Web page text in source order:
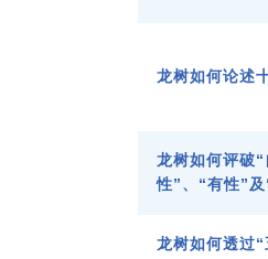
龙树如何论述
龙树如何评破
性”、“有性”
龙树如何透过